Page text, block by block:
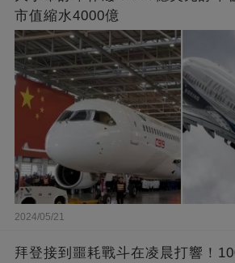
市值縮水4000億
2024/05/21
拜登接到噩耗戰斗在凌晨打響！